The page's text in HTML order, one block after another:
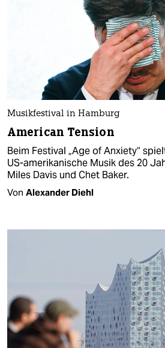
Musikfestival in Hamburg
American Tension
Beim Festival „Age of Anxiety“
US-amerikanische Musik des 20
Miles Davis und Chet Baker.
Von Alexander Diehl